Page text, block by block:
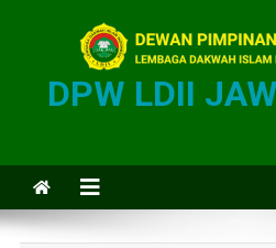
DPW LDII